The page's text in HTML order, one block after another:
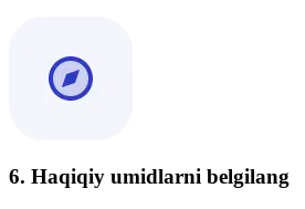
6. Haqiqiy umidlarni belgilang